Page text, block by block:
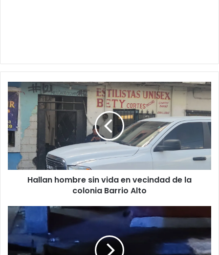
Hallan
hombre
sin
vida
en
vecindad
de
colonia
Hallan hombre sin vida en vecindad de la
colonia Barrio Alto
Identifican
víctima
mortal